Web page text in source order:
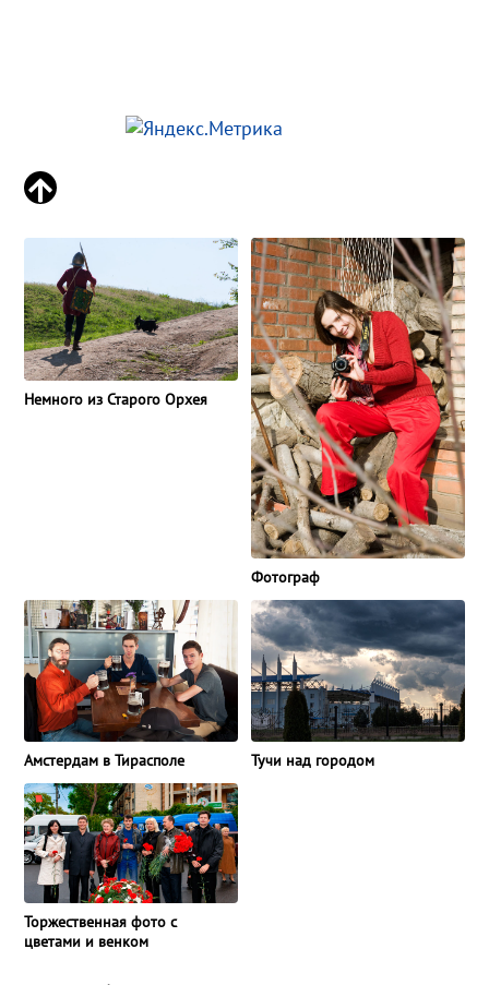
Немного из Старого Орхея
Фотограф
Амстердам в Тирасполе Тучи над городом
Торжественная фото с
цветами и венком